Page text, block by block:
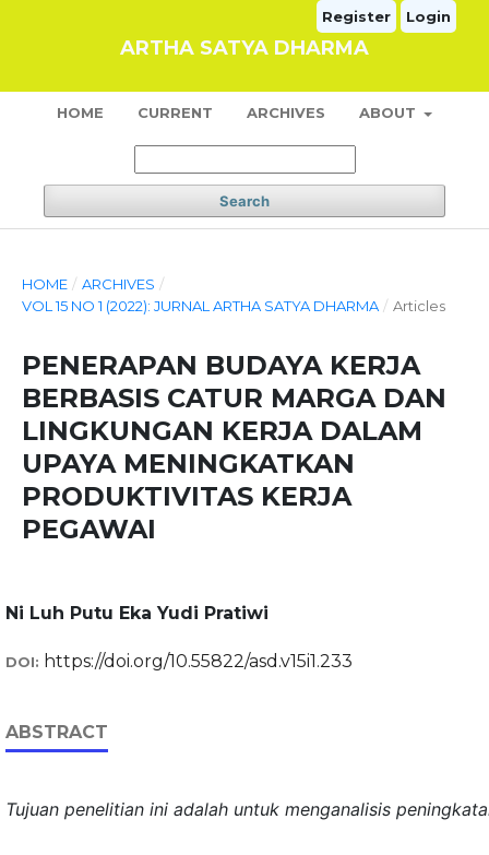
ARTHA SATYA DHARMA
HOME CURRENT ARCHIVES ABOUT
Search
Register Login
HOME / ARCHIVES /
VOL 15 NO 1 (2022): JURNAL ARTHA SATYA DHARMA / Articles
PENERAPAN BUDAYA KERJA
BERBASIS CATUR MARGA DAN
LINGKUNGAN KERJA DALAM
UPAYA MENINGKATKAN
PRODUKTIVITAS KERJA
PEGAWAI
Ni Luh Putu Eka Yudi Pratiwi
DOI: https://doi.org/10.55822/asd.v15i1.233
ABSTRACT
Tujuan penelitian ini adalah untuk menganalisis